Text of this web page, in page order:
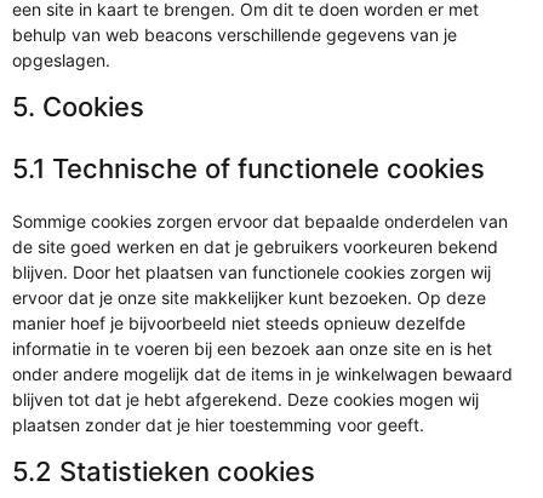
een site in kaart te brengen. Om dit te doen worden er met
behulp van web beacons verschillende gegevens van je
opgeslagen.
5. Cookies
5.1 Technische of functionele cookies
Sommige cookies zorgen ervoor dat bepaalde onderdelen van
de site goed werken en dat je gebruikers voorkeuren bekend
blijven. Door het plaatsen van functionele cookies zorgen wij
ervoor dat je onze site makkelijker kunt bezoeken. Op deze
manier hoef je bijvoorbeeld niet steeds opnieuw dezelfde
informatie in te voeren bij een bezoek aan onze site en is het
onder andere mogelijk dat de items in je winkelwagen bewaard
blijven tot dat je hebt afgerekend. Deze cookies mogen wij
plaatsen zonder dat je hier toestemming voor geeft.
5.2 Statistieken cookies